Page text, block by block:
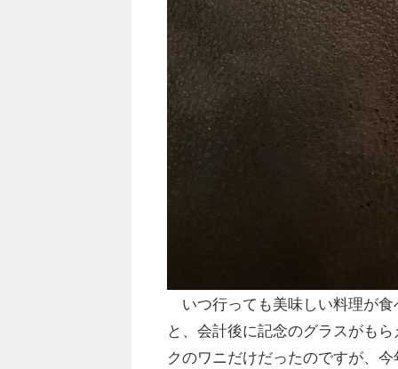
いつ行っても美味しい料理が
と、会計後に記念のグラスがも
クのワニだけだったのですが、